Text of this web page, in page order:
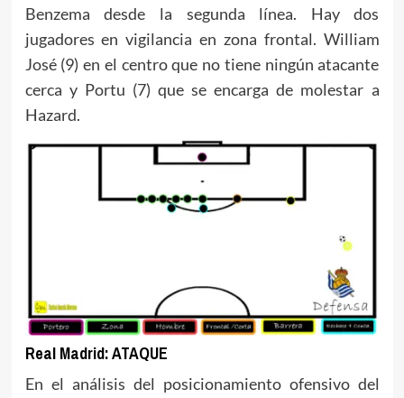
Benzema desde la segunda línea. Hay dos
jugadores en vigilancia en zona frontal. William
José (9) en el centro que no tiene ningún atacante
cerca y Portu (7) que se encarga de molestar a
Hazard.
Real Madrid: ATAQUE
En el análisis del posicionamiento ofensivo del